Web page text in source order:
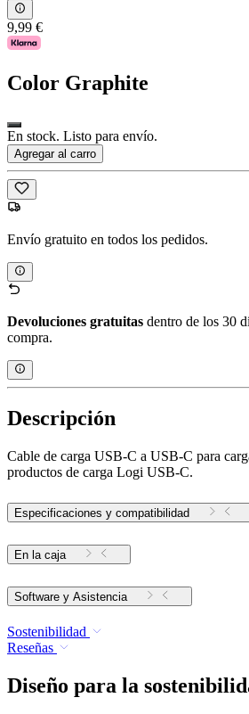
9,99 €
Color Graphite
En stock. Listo para envío.
Agregar al carro
Envío gratuito en todos los pedidos.
Devoluciones gratuitas dentro de los 30
compra.
Descripción
Cable de carga USB-C a USB-C para
productos de carga Logi USB-C.
Especificaciones y compatibilidad
En la caja
Software y Asistencia
Sostenibilidad
Reseñas
Diseño para la